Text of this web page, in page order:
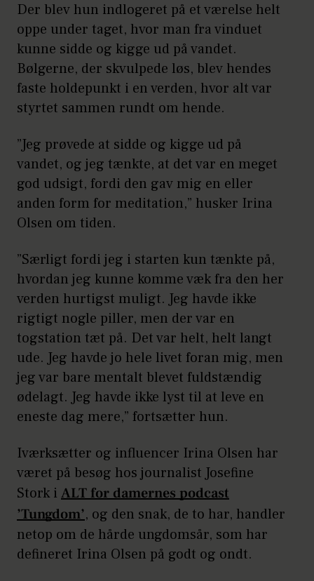
Der blev hun indlogeret på et værelse helt
oppe under taget, hvor man fra vinduet
kunne sidde og kigge ud på vandet.
Bølgerne, der skvulpede løs, blev hendes
faste holdepunkt i en verden, hvor alt var
styrtet sammen rundt om hende.
”Jeg prøvede at sidde og kigge ud på
vandet, og jeg tænkte, at det var en meget
god udsigt, fordi den gav mig en eller
anden form for meditation,” husker Irina
Olsen om tiden.
”Særligt fordi jeg i starten kun tænkte på,
hvordan jeg kunne komme væk fra den her
verden hurtigst muligt. Jeg havde ikke
rigtigt nogle piller, men der var en
togstation tæt på. Det var helt, helt langt
ude. Jeg havde jo hele livet foran mig, men
jeg var bare mentalt blevet fuldstændig
ødelagt. Jeg havde ikke lyst til at leve en
eneste dag mere,” fortsætter hun.
Iværksætter og influencer Irina Olsen har
været på besøg hos journalist Josefine
Stork i ALT for damernes podcast
’Tungdom’, og den snak, de to har, handler
netop om de hårde ungdomsår, som har
defineret Irina Olsen på godt og ondt.